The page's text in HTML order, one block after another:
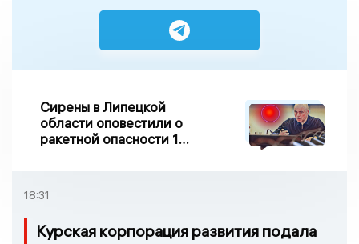
Сирены в Липецкой
области оповестили о
ракетной опасности 10
18:31
Курская корпорация развития подала